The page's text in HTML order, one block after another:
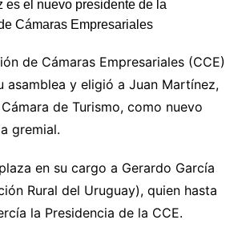
de Cámaras Empresariales (CCE)
asamblea y eligió a Juan Martínez,
de Turismo, como nuevo
gremial.
en su cargo a Gerardo García
Rural del Uruguay), quien hasta
la Presidencia de la CCE.